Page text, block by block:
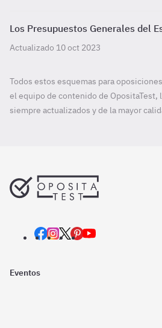
Los Presupuestos Generales del
Actualizado 10 oct 2023
Todos estos esquemas para
el equipo de contenido de OpositaTest,
siempre actualizados y de la mayor
Eventos